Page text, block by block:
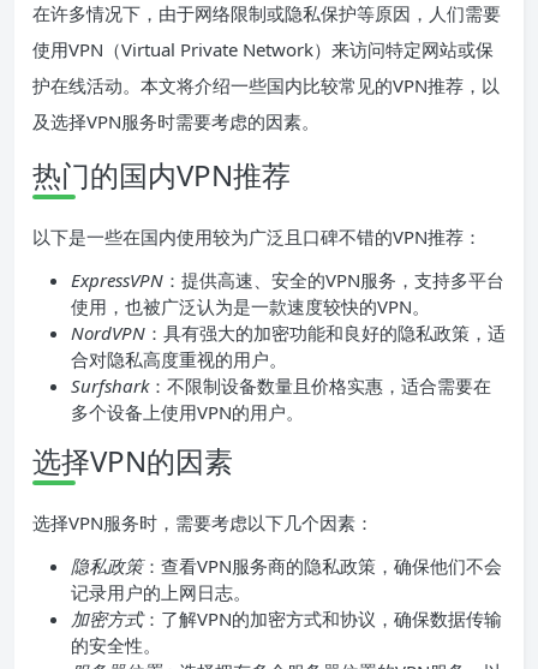
在许多情况下，由于网络限制或隐私保护等原因，人们需要
使用VPN（Virtual Private Network）来访问特定网站或保
护在线活动。本文将介绍一些国内比较常见的VPN推荐，以
及选择VPN服务时需要考虑的因素。
热门的国内VPN推荐
以下是一些在国内使用较为广泛且口碑不错的VPN推荐：
ExpressVPN ：提供高速、安全的VPN服务，支持多平台
使用，也被广泛认为是一款速度较快的VPN。
NordVPN ：具有强大的加密功能和良好的隐私政策，适
合对隐私高度重视的用户。
Surfshark：不限制设备数量且价格实惠，适合需要在
多个设备上使用VPN的用户。
选择VPN的因素
选择VPN服务时，需要考虑以下几个因素：
隐私政策：查看VPN服务商的隐私政策，确保他们不会
记录用户的上网日志。
加密方式：了解VPN的加密方式和协议，确保数据传输
的安全性。